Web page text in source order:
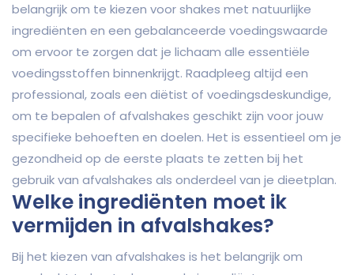
belangrijk om te kiezen voor shakes met natuurlijke
ingrediënten en een gebalanceerde voedingswaarde
om ervoor te zorgen dat je lichaam alle essentiële
voedingsstoffen binnenkrijgt. Raadpleeg altijd een
professional, zoals een diëtist of voedingsdeskundige,
om te bepalen of afvalshakes geschikt zijn voor jouw
specifieke behoeften en doelen. Het is essentieel om je
gezondheid op de eerste plaats te zetten bij het
gebruik van afvalshakes als onderdeel van je dieetplan.
Welke ingrediënten moet ik
vermijden in afvalshakes?
Bij het kiezen van afvalshakes is het belangrijk om